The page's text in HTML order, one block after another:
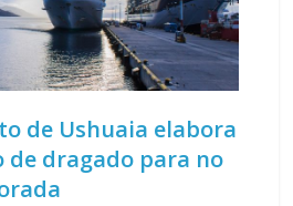
de Ushuaia elabora
dragado para no